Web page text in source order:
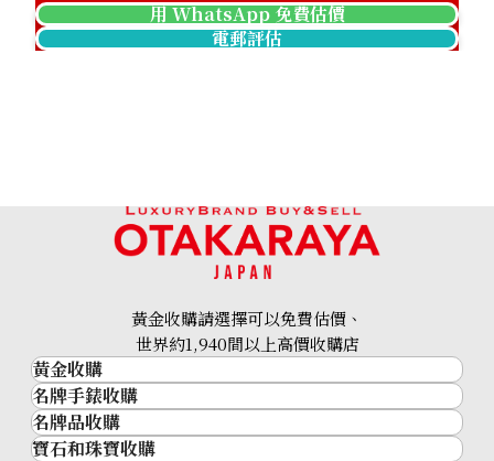
用 WhatsApp 免費估價
電郵評估
黃金收購請選擇可以免費估價、
世界約1,940間以上高價收購店
黃金收購
黃金･金條
金條
金幣及銀幣
名牌手錶收購
名牌手錶收購
勞力士 (Rolex)
名牌品收購
名牌品收購
寶石和珠寶收購